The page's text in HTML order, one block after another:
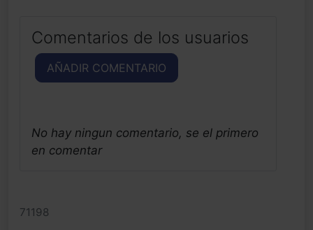
Comentarios de los usuarios
AÑADIR COMENTARIO
No hay ningun comentario, se el primero
en comentar
71198